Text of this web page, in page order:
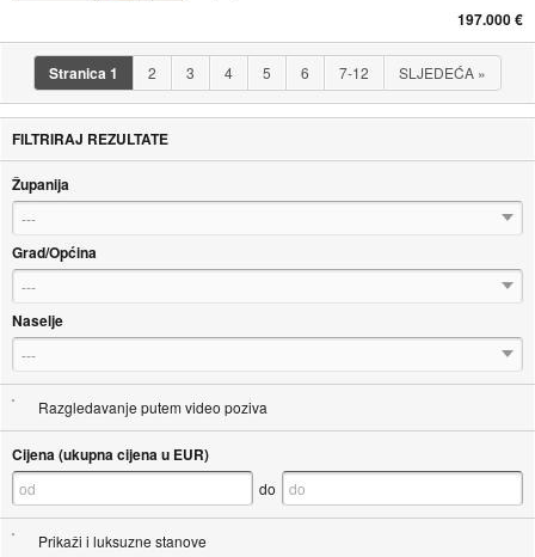
197.000 €
Stranica1 2 3 4 5 6 7-12 SLJEDEĆA »
FILTRIRAJ REZULTATE
Županija
---
Grad/Općina
---
Naselje
---
Razgledavanje putem video poziva
Cijena (ukupna cijena u EUR)
do
Prikaži i luksuzne stanove